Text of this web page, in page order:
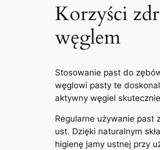
Korzyści​
węglem
Stosowanie past do
węglowi pasty te
aktywny węgiel
Regularne używanie past⁤
ust. Dzięki naturalnym
higienę jamy ustnej przy